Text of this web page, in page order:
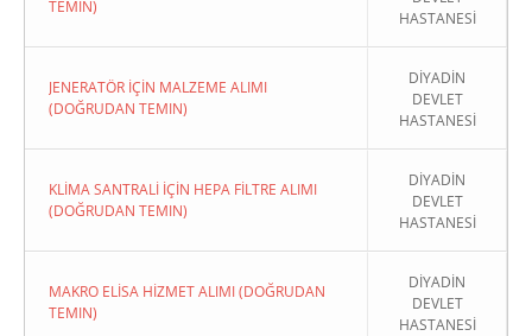
TEMIN)
HASTANESİ
JENERATÖR İÇİN MALZEME ALIMI
(DOĞRUDAN TEMIN)
DİYADİN
DEVLET
HASTANESİ
KLİMA SANTRALİ İÇİN HEPA FİLTRE ALIMI
(DOĞRUDAN TEMIN)
DİYADİN
DEVLET
HASTANESİ
MAKRO ELİSA HİZMET ALIMI (DOĞRUDAN
TEMIN)
DİYADİN
DEVLET
HASTANESİ